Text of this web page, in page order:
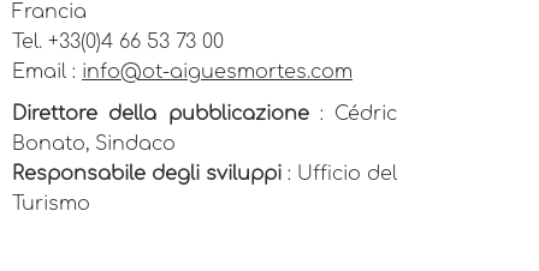
Francia
Tel. +33(0)4 66 53 73 00
Email : info@ot-aiguesmortes.com
Direttore della pubblicazione: Cédric
Bonato, Sindaco
Responsabile degli sviluppi : Ufficio del
Turismo